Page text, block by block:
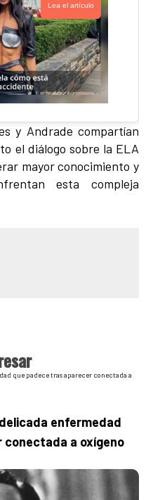
Lea el artículo
y Andrade compartían
el diálogo sobre la ELA
mayor conocimiento y
esta compleja
enfermedad
a oxígeno